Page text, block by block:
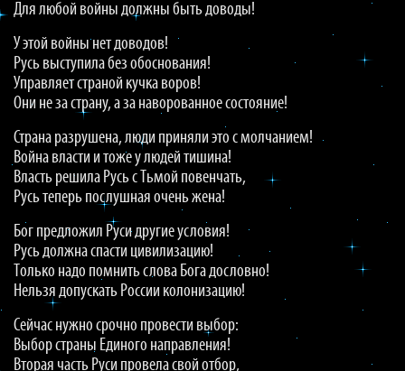
Для любой войны должны быть доводы!
У этой войны нет доводов!
Русь выступила без обоснования!
Управляет страной кучка воров!
Они не за страну, а за наворованное состояние!
Страна разрушена, люди приняли это с молчанием!
Война власти и тоже у людей тишина!
Власть решила Русь с Тьмой повенчать,
Русь теперь послушная очень жена!
Бог предложил Руси другие условия!
Русь должна спасти цивилизацию!
Только надо помнить слова Бога дословно!
Нельзя допускать России колонизацию!
Сейчас нужно срочно провести выбор:
Выбор страны Единого направления!
Вторая часть Руси провела свой отбор,